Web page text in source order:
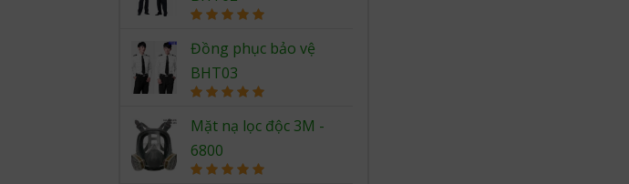
out of 5
Đồng phục bảo vệ
BHT03
out of 5
Mặt nạ lọc độc 3M -
6800